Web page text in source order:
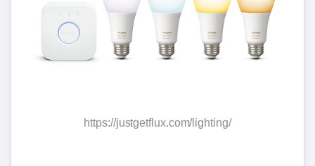
https://justgetflux.com/lighting/